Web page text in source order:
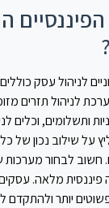
לניהול עסק
לניהול תזרים
ותשלומים, וכלים
על שילוב נכון של
חשוב לבחור
פיננסית מלאה.
יותר ולהתקדם